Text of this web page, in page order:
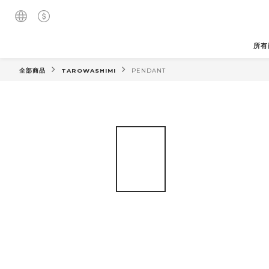
所
全部商品 TAROWASHIMI PENDANT